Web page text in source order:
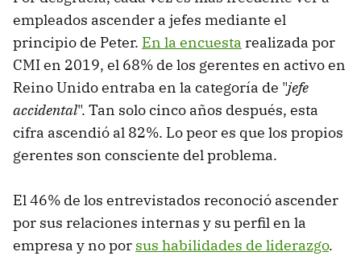
empleados ascender a jefes mediante el
principio de Peter. En la encuesta realizada por
CMI en 2019, el 68% de los gerentes en activo en
Reino Unido entraba en la categoría de "jefe
accidental". Tan solo cinco años después, esta
cifra ascendió al 82%. Lo peor es que los propios
gerentes son consciente del problema.
El 46% de los entrevistados reconoció ascender
por sus relaciones internas y su perfil en la
empresa y no por sus habilidades de liderazgo.